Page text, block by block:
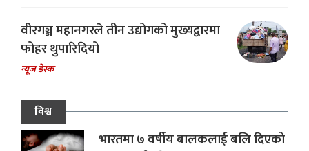
वीरगञ्ज महानगरले तीन उद्योगको मुख्यद्वारमा
फोहर थुपारिदियो
न्यूज डेस्क
विश्व
भारतमा ७ वर्षीय बालकलाई बलि दिएको